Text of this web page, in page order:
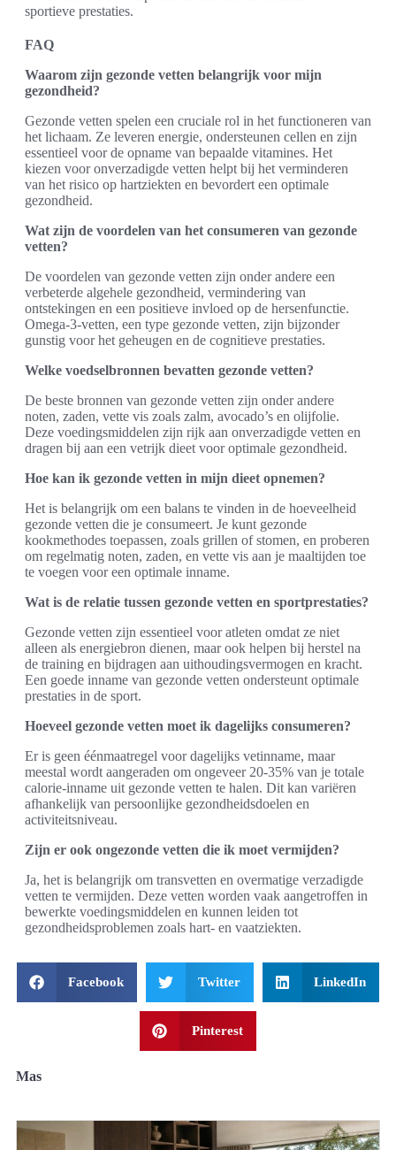
sportieve prestaties.
FAQ
Waarom zijn gezonde vetten belangrijk voor mijn
gezondheid?
Gezonde vetten spelen een cruciale rol in het functioneren van
het lichaam. Ze leveren energie, ondersteunen cellen en zijn
essentieel voor de opname van bepaalde vitamines. Het
kiezen voor onverzadigde vetten helpt bij het verminderen
van het risico op hartziekten en bevordert een optimale
gezondheid.
Wat zijn de voordelen van het consumeren van gezonde
vetten?
De voordelen van gezonde vetten zijn onder andere een
verbeterde algehele gezondheid, vermindering van
ontstekingen en een positieve invloed op de hersenfunctie.
Omega-3-vetten, een type gezonde vetten, zijn bijzonder
gunstig voor het geheugen en de cognitieve prestaties.
Welke voedselbronnen bevatten gezonde vetten?
De beste bronnen van gezonde vetten zijn onder andere
noten, zaden, vette vis zoals zalm, avocado’s en olijfolie.
Deze voedingsmiddelen zijn rijk aan onverzadigde vetten en
dragen bij aan een vetrijk dieet voor optimale gezondheid.
Hoe kan ik gezonde vetten in mijn dieet opnemen?
Het is belangrijk om een balans te vinden in de hoeveelheid
gezonde vetten die je consumeert. Je kunt gezonde
kookmethodes toepassen, zoals grillen of stomen, en proberen
om regelmatig noten, zaden, en vette vis aan je maaltijden toe
te voegen voor een optimale inname.
Wat is de relatie tussen gezonde vetten en sportprestaties?
Gezonde vetten zijn essentieel voor atleten omdat ze niet
alleen als energiebron dienen, maar ook helpen bij herstel na
de training en bijdragen aan uithoudingsvermogen en kracht.
Een goede inname van gezonde vetten ondersteunt optimale
prestaties in de sport.
Hoeveel gezonde vetten moet ik dagelijks consumeren?
Er is geen éénmaatregel voor dagelijks vetinname, maar
meestal wordt aangeraden om ongeveer 20-35% van je totale
calorie-inname uit gezonde vetten te halen. Dit kan variëren
afhankelijk van persoonlijke gezondheidsdoelen en
activiteitsniveau.
Zijn er ook ongezonde vetten die ik moet vermijden?
Ja, het is belangrijk om transvetten en overmatige verzadigde
vetten te vermijden. Deze vetten worden vaak aangetroffen in
bewerkte voedingsmiddelen en kunnen leiden tot
gezondheidsproblemen zoals hart- en vaatziekten.
Facebook Twitter LinkedIn
Pinterest
Mas